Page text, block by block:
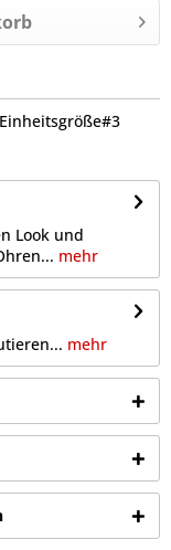
Look und
mehr
mehr